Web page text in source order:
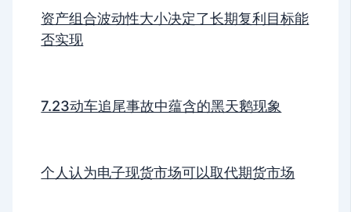
资产组合波动性大小决定了长期复利目标能
否实现
7.23动车追尾事故中蕴含的黑天鹅现象
个人认为电子现货市场可以取代期货市场